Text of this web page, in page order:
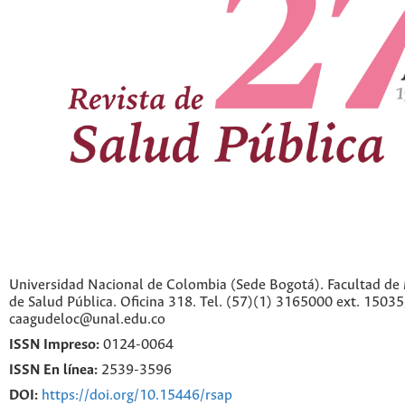
Universidad Nacional de Colombia (Sede Bogotá). Facultad
de Salud Pública. Oficina 318. Tel. (57)(1) 3165000 ext.
caagudeloc@unal.edu.co
ISSN Impreso: 0124-0064
ISSN En línea: 2539-3596
DOI: https://doi.org/10.15446/rsap